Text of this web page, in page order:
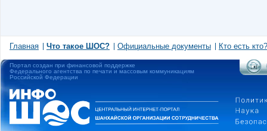
Главная Что такое ШОС? Официальные документы Кто есть кто?
Портал создан при финансовой поддержке
Федерального агентства по печати и массовым коммуникациям
Российской Федерации